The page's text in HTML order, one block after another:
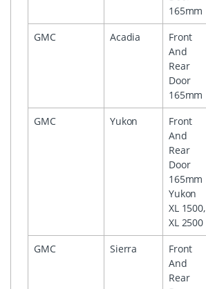
165mm
GMC Acadia
Front
And
Rear
Door
165mm
GMC
Yukon
Front
And
Rear
Door
165mm
Yukon
XL 1500,
XL 2500
GMC
Sierra
Front
And
Rear